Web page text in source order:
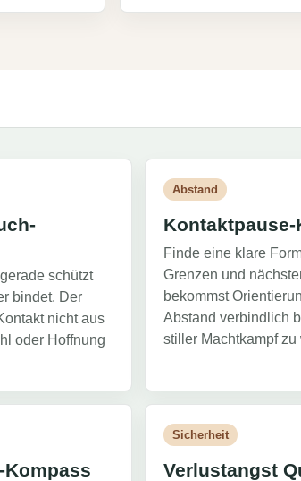
schützt
bindet. Der
nicht aus
oder Hoffnung
Abstand
Kontaktpause-
Finde eine klare
Grenzen und
bekommst
Abstand verbindlich
stiller Machtkampf zu
Sicherheit
Verlustangst